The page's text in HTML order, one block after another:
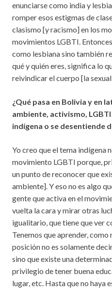
enunciarse como india y
romper esos estigmas de
clasismo [y racismo] en los
movimientos LGBTI.
como lesbiana sino también
qué y quién eres, significa lo
reivindicar el cuerpo [la
¿Qué pasa en Bolivia y en
ambiente, activismo,
indígena o se desentiende
Yo creo que el tema indígena
movimiento LGBTI porque,
un punto de reconocer que
ambiente]. Y eso no es algo
gente que activa en el
vuelta la cara y mirar otras
igualitario, que tiene que ver
Tenemos que aprender,
posición no es solamente
sino que existe una
privilegio de tener buena
lugar, etc. Hasta que no haya